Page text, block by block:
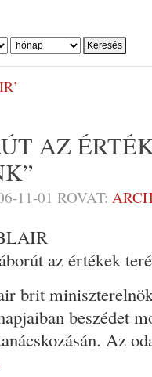
AZ
11-01 ROVAT:
az értékek
brit
beszédet
Az